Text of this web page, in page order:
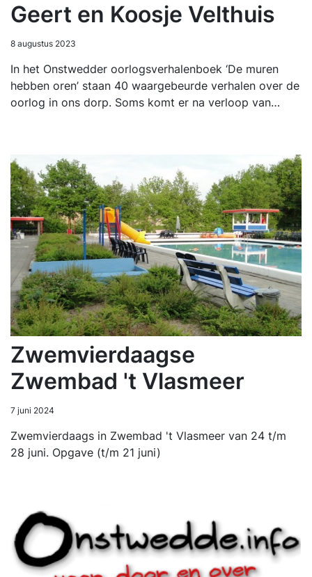
Geert en Koosje Velthuis
8 augustus 2023
In het Onstwedder oorlogsverhalenboek ‘De muren
hebben oren’ staan 40 waargebeurde verhalen over de
oorlog in ons dorp. Soms komt er na verloop van…
Zwemvierdaagse
Zwembad 't Vlasmeer
7 juni 2024
Zwemvierdaags in Zwembad 't Vlasmeer van 24 t/m
28 juni. Opgave (t/m 21 juni)